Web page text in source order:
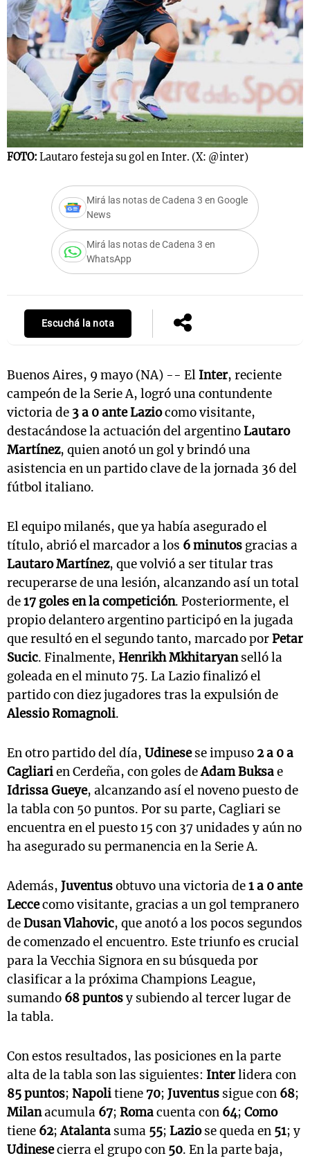
FOTO: Lautaro festeja su gol en Inter. (X: @inter)
Mirá las notas de Cadena 3 en Google
News
Mirá las notas de Cadena 3 en
WhatsApp
Escuchá la nota
Buenos Aires, 9 mayo (NA) -- El Inter, reciente
campeón de la Serie A, logró una contundente
victoria de 3 a 0 ante Laziocomo visitante,
destacándose la actuación del argentinoLautaro
Martínez, quien anotó un gol y brindó una
asistencia en un partido clave de la jornada 36 del
fútbol italiano.
El equipo milanés, que ya había asegurado el
título, abrió el marcador a los 6 minutos gracias a
Lautaro Martínez, que volvió a ser titular tras
recuperarse de una lesión, alcanzando así un total
de17 goles en la competición. Posteriormente, el
propio delantero argentino participó en la jugada
que resultó en el segundo tanto, marcado porPetar
Sucic. Finalmente, Henrikh Mkhitaryanselló la
goleada en el minuto 75. La Lazio finalizó el
partido con diez jugadores tras la expulsión de
Alessio Romagnoli.
En otro partido del día, Udinesese impuso 2 a 0 a
Cagliarien Cerdeña, con goles deAdam Buksae
Idrissa Gueye, alcanzando así el noveno puesto de
la tabla con 50 puntos. Por su parte, Cagliari se
encuentra en el puesto 15 con 37 unidades y aún no
ha asegurado su permanencia en la Serie A.
Además, Juventusobtuvo una victoria de1 a 0 ante
Leccecomo visitante, gracias a un gol tempranero
deDusan Vlahovic, que anotó a los pocos segundos
de comenzado el encuentro. Este triunfo es crucial
para la Vecchia Signora en su búsqueda por
clasificar a la próxima Champions League,
sumando 68 puntosy subiendo al tercer lugar de
la tabla.
Con estos resultados, las posiciones en la parte
alta de la tabla son las siguientes: Interlidera con
85 puntos; Napolitiene70; Juventus sigue con 68;
Milanacumula 67; Romacuenta con 64; Como
tiene 62;Atalanta suma 55; Laziose queda en 51; y
Udinesecierra el grupo con 50. En la parte baja,
Mundial 2026
La Sole en
Cadena 3